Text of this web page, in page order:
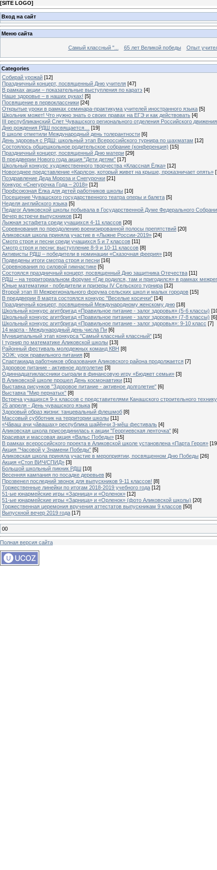
[SITE LOGO]
Вход на сайт
Меню сайта
Самый классный "... 65 лет Великой победы Опыт
Categories
Собирай урожай [12]
Праздничный концерт, посвященный Дню учителя [47]
В рамках акции – показательные выступления по каратэ [4]
Наше здоровье – в наших руках! [5]
Посвящение в первоклассники [24]
Открытые уроки в рамках семинара-практикума учителей иностранного языка [5]
Школьник может! Что нужно знать о своих правах на ЕГЭ и как действовать [4]
III республиканский Слет Чувашского регионального отделения Российского
Дню рождения РДШ посвящается…
[19]
В школе отметили Международный день толерантности [6]
День здоровья с РДШ: школьный этап Всероссийского турнира по шахматам [12]
Состоялось общешкольное родительское собрание (конференция) [15]
Праздничный концерт, посвященный Дню матери [29]
В преддверии Нового года акция "Дети детям" [17]
Школьный конкурс художественного творчества «Классная Ёлка» [12]
Новогоднее представление «Карлсон, который живет на крыше, проказничает опять»
Поздравление Деда Мороза и Снегурочки [21]
Конкурс «Снегурочка Года – 2018» [12]
Профсоюзная Елка для детей работников школы [10]
Посещение Чувашского государственного театра оперы и балета [5]
Неделя английского языка [5]
Педагог Аликовской школы побывала в Государственной Думе Федерального
Вечер встречи выпускников [12]
Лыжная эстафета среди учащихся 4-11 классов [20]
Cоревнования по преодолению военизированной полосы препятствий [20]
Аликовская школа приняла участие в «Лыжне России-2019» [24]
Смотр строя и песни среди учащихся 5 и 7 классов [11]
Смотр строя и песни: выступление 8-9 и 10-11 классов [8]
Активисты РДШ – победители в номинации «Сказочная феерия» [10]
Подведены итоги смотра строя и песни [16]
Соревнования по силовой гимнастике [5]
Состоялся праздничный концерт, посвященный Дню защитника Отечества [11]
РДШ – на территориальном форуме «Где родился, там и пригодился» в рамках
Юные математики - победители и призеры IV Сельского турнира [12]
Второй этап III Межрегионального форума сельских школ и малых городов [15]
В преддверии 8 марта состоялся конкурс "Веселые косички" [14]
Праздничный концерт, посвященный Международному женскому дню [18]
Школьный конкурс агитбригад «Правильное питание - залог здоровья» (5-6 классы)
Школьный конкурс агитбригад «Правильное питание - залог здоровья» (7-8 классы) [6]
Школьный конкурс агитбригад «Правильное питание - залог здоровья»: 9-10 класс [7]
14 марта - Международный день числа Пи [6]
Муниципальный этап конкурса "Самый классный классный" [15]
I турнир по математике Аликовской школы [13]
Районный фестиваль молодежных команд КВН [8]
ЗОЖ: урок правильного питания [0]
Спартакиада работников образования Аликовского района продолжается [7]
Здоровое питание - активное долголетие [3]
Одиннадцатиклассники сыграли в финансовую игру «Бюджет семьи» [3]
В Аликовской школе прошел День космонавтики [11]
Выставка рисунков "Здоровое питание - активное долголетие" [6]
Выставка "Мир пернатых" [8]
Встреча учащихся 9-х классов с представителями Канашского строительного
25 апреля - День чувашского языка [9]
Здоровый образ жизни: танцевальный флешмоб [8]
Массовый субботник на территории школы [11]
«Чăваш ачи чăвашах» республика шайĕнчи 3-мĕш фестиваль [4]
Аликовская школа присоединилась к акции "Георгиевская ленточка" [6]
Красивая и массовая акция «Вальс Победы» [15]
В рамках всероссийского проекта в Аликовской школе установлена «Парта Героя»
Акция "Часовой у Знамени Победы" [5]
Аликовская школа приняла участие в мероприятии, посвященном Дню Победы [26]
Акция «Стоп ВИЧ/СПИД» [3]
Большой школьный пикник РДШ [10]
Весенняя кампания по посадке деревьев [6]
Прозвенел последний звонок для выпускников 9-11 классов! [8]
Торжественные линейки по итогам 2018-2019 учебного года [12]
51-ые юнармейские игры «Зарница» и «Орленок» [12]
51-ые юнармейские игры «Зарница» и «Орленок» (фото Аликовской школы) [20]
Торжественная церемония вручения аттестатов выпускникам 9 классов [50]
Выпускной вечер 2019 года [17]
00
Полная версия сайта